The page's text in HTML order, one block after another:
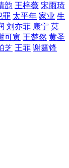
韵 王梓薇 宋雨琦
罪 太平年 家业 生
刘亦菲 康宁 莫
可寅 王楚然 黄圣
芝 王菲 谢霆锋